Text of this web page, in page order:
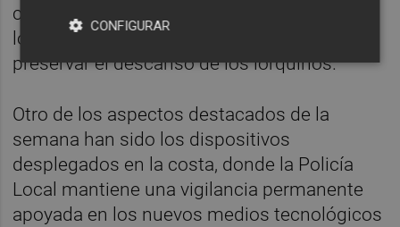
conductas que afectan al uso adecuado de
los espacios comunes, contribuyendo a
preservar el descanso de los lorquinos.
Otro de los aspectos destacados de la
semana han sido los dispositivos
desplegados en la costa, donde la Policía
Local mantiene una vigilancia permanente
apoyada en los nuevos medios tecnológicos
CONFIGURAR